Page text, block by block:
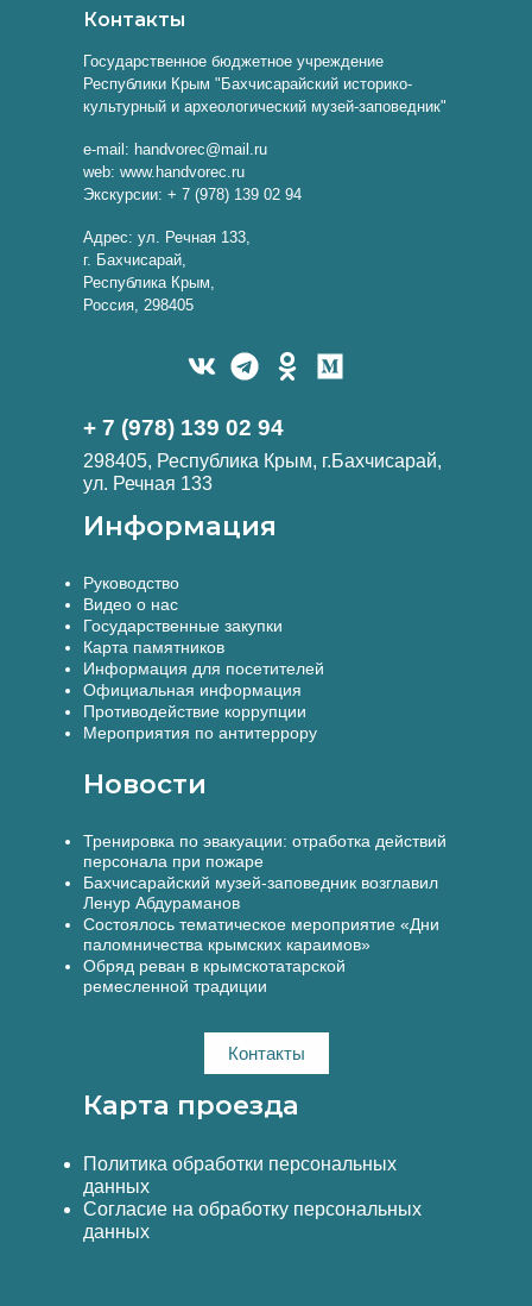
Контакты
Государственное бюджетное учреждение
Республики Крым "Бахчисарайский историко-
культурный и археологический музей-заповедник"
e-mail: handvorec@mail.ru
web: www.handvorec.ru
Экскурсии: + 7 (978) 139 02 94
Адрес: ул. Речная 133,
г. Бахчисарай,
Республика Крым,
Россия, 298405
+ 7 (978) 139 02 94
298405, Республика Крым, г.Бахчисарай,
ул. Речная 133
Информация
Руководство
Видео о нас
Государственные закупки
Карта памятников
Информация для посетителей
Официальная информация
Противодействие коррупции
Мероприятия по антитеррору
Новости
Тренировка по эвакуации: отработка действий
персонала при пожаре
Бахчисарайский музей-заповедник возглавил
Ленур Абдураманов
Состоялось тематическое мероприятие «Дни
паломничества крымских караимов»
Обряд реван в крымскотатарской
ремесленной традиции
Контакты
Карта проезда
Политика обработки персональных
данных
Согласие на обработку персональных
данных